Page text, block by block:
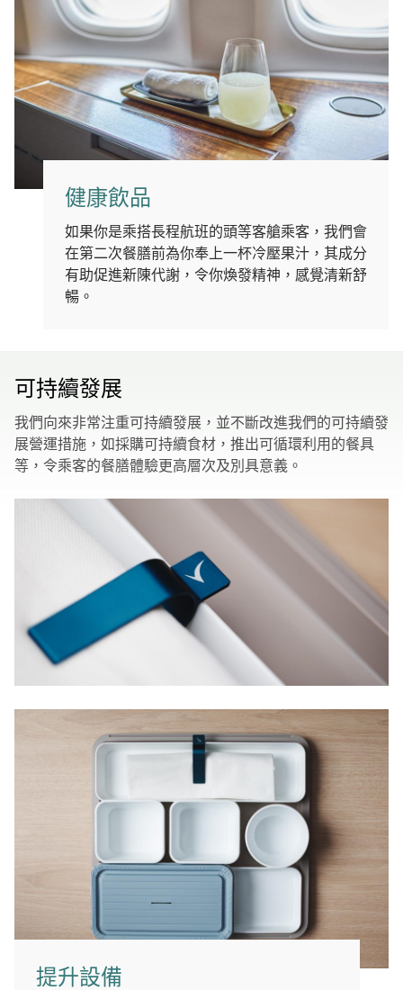
健康飲品
如果你是乘搭長程航班的頭等客艙乘客，我們會
在第二次餐膳前為你奉上一杯冷壓果汁，其成分
有助促進新陳代謝，令你煥發精神，感覺清新舒
暢。
可持續發展
我們向來非常注重可持續發展，並不斷改進我們的可持續發
展營運措施，如採購可持續食材，推出可循環利用的餐具
等，令乘客的餐膳體驗更高層次及別具意義。
提升設備